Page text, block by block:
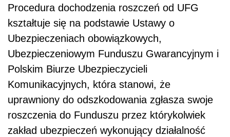
Procedura dochodzenia roszczeń od UFG
kształtuje się na podstawie Ustawy o
Ubezpieczeniach obowiązkowych,
Ubezpieczeniowym Funduszu Gwarancyjnym i
Polskim Biurze Ubezpieczycieli
Komunikacyjnych, która stanowi, że
uprawniony do odszkodowania zgłasza swoje
roszczenia do Funduszu przez którykolwiek
zakład ubezpieczeń wykonujący działalność